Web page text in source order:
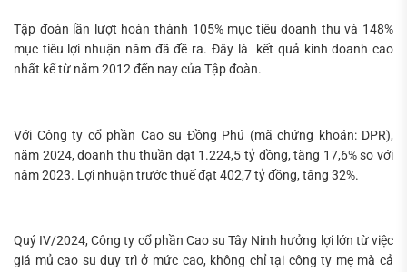
Tập đoàn lần lượt hoàn thành 105% mục tiêu doanh thu và 148%
mục tiêu lợi nhuận năm đã đề ra. Đây là kết quả kinh doanh cao
nhất kể từ năm 2012 đến nay của Tập đoàn.
Với Công ty cổ phần Cao su Đồng Phú (mã chứng khoán: DPR),
năm 2024, doanh thu thuần đạt 1.224,5 tỷ đồng, tăng 17,6% so với
năm 2023. Lợi nhuận trước thuế đạt 402,7 tỷ đồng, tăng 32%.
Quý IV/2024, Công ty cổ phần Cao su Tây Ninh hưởng lợi lớn từ việc
giá mủ cao su duy trì ở mức cao, không chỉ tại công ty mẹ mà cả